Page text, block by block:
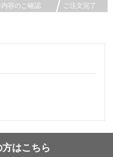
内容のご確認 ご注文完了
はこちら